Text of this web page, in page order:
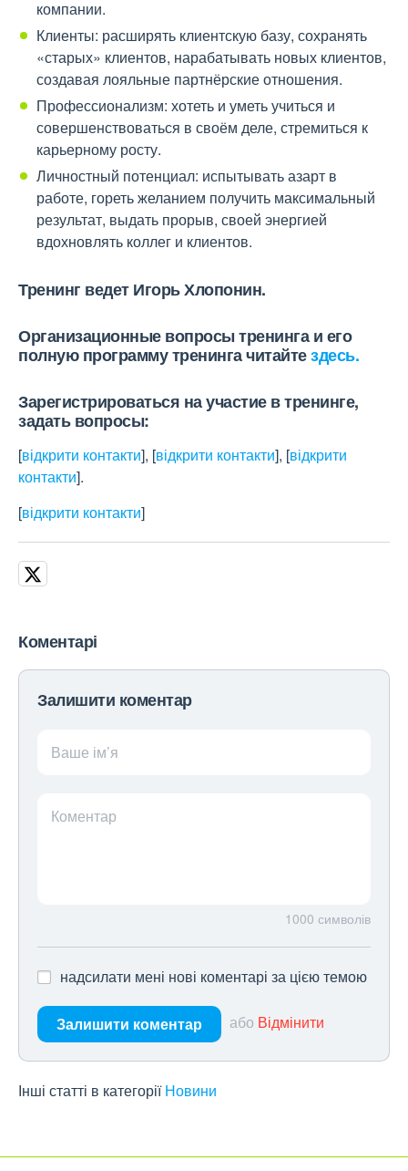
компании.
Клиенты: расширять клиентскую базу, сохранять
«старых» клиентов, нарабатывать новых клиентов,
создавая лояльные партнёрские отношения.
Профессионализм: хотеть и уметь учиться и
совершенствоваться в своём деле, стремиться к
карьерному росту.
Личностный потенциал: испытывать азарт в
работе, гореть желанием получить максимальный
результат, выдать прорыв, своей энергией
вдохновлять коллег и клиентов.
Тренинг ведет Игорь Хлопонин.
Организационные вопросы тренинга и его
полную программу тренинга читайтездесь.
Зарегистрироваться на участие в тренинге,
задать вопросы:
[відкрити контакти], [відкрити контакти], [відкрити
контакти].
[відкрити контакти]
Коментарі
Залишити коментар
Ваше ім’я
Коментар
1000 символів
надсилати мені нові коментарі за цією темою
Залишити коментар або Відмінити
Інші статті в категорії Новини